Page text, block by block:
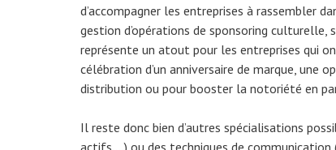
d’accompagner les entreprises à rassembler
gestion d’opérations de sponsoring culturelle,
représente un atout pour les entreprises qui
célébration d’un anniversaire de marque, une
distribution ou pour booster la notoriété en
Il reste donc bien d’autres spécialisations
actifs….) ou des techniques de communication